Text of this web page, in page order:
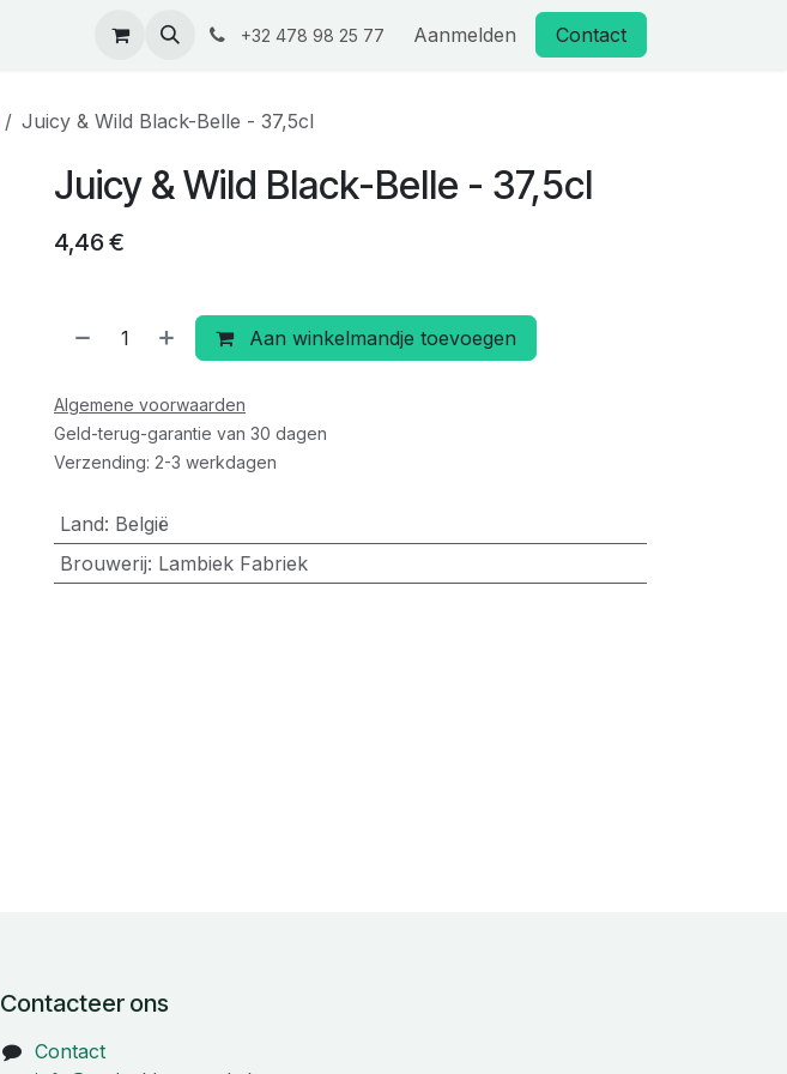
+32 478 98 25 77 Aanmelden Contact
Juicy & Wild Black-Belle - 37,5cl
Juicy & Wild Black-Belle - 37,5cl
4,46 €
Aan winkelmandje toevoegen
Algemene voorwaarden
Geld-terug-garantie van 30 dagen
Verzending: 2-3 werkdagen
Land: België
Brouwerij: Lambiek Fabriek
Contacteer ons
Contact